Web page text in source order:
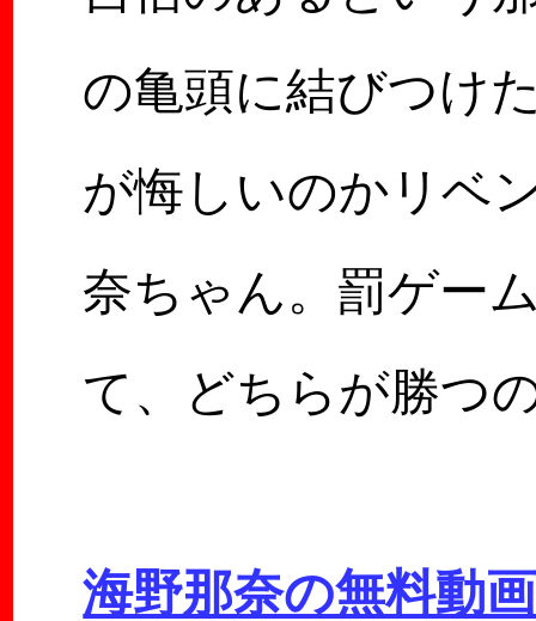
の亀頭に結びつけ
が悔しいのかリベ
奈ちゃん。罰ゲー
て、どちらが勝つ
海野那奈の無料動